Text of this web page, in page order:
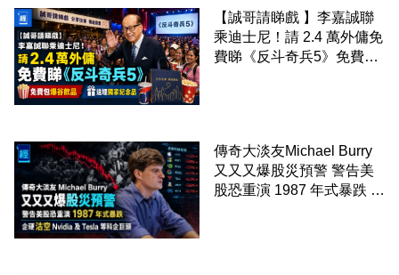
【誠哥請睇戲 】李嘉誠聯
乘迪士尼！請 2.4 萬外傭免
費睇《反斗奇兵5》免費包
傳奇大淡友Michael Burry
又又又爆股災預警 警告美
股恐重演 1987 年式暴跌 企